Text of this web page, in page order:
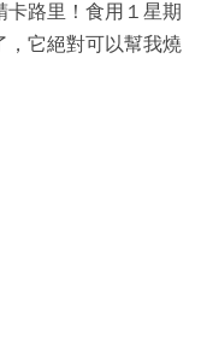
卡路里！食用１星期
，它絕對可以幫我燒